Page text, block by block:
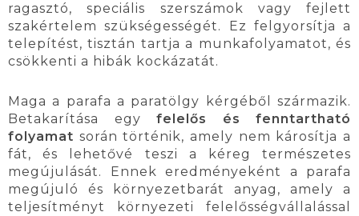
ragasztó, speciális szerszámok vagy fejlett
szakértelem szükségességét. Ez felgyorsítja a
telepítést, tisztán tartja a munkafolyamatot, és
csökkenti a hibák kockázatát.
Maga a parafa a paratölgy kérgéből származik.
Betakarítása egy felelős és fenntartható
folyamat során történik, amely nem károsítja a
fát, és lehetővé teszi a kéreg természetes
megújulását. Ennek eredményeként a parafa
megújuló és környezetbarát anyag, amely a
teljesítményt környezeti felelősségvállalással